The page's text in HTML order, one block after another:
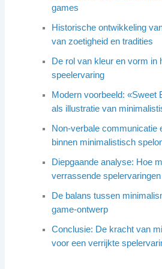
games
Historische ontwikkeling
van zoetigheid en tradities
De rol van kleur en vorm in
speelervaring
Modern voorbeeld: «Sweet
als illustratie van
Non-verbale communicatie
binnen minimalistisch
Diepgaande analyse: Hoe
verrassende
De balans tussen
game-ontwerp
Conclusie: De kracht van
voor een verrijkte